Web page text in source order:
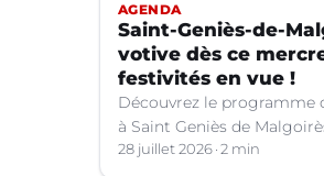
AGENDA
Saint-Geniès-de-
votive dès ce
festivités en vue !
Découvrez le programme
à Saint Geniès de
28 juillet 2026 2 min